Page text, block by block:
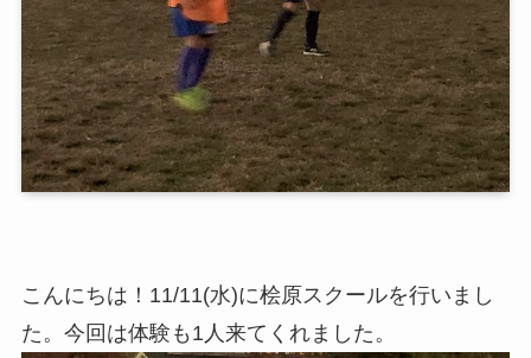
こんにちは！11/11(水)に桧原スクールを行いまし
た。今回は体験も1人来てくれました。